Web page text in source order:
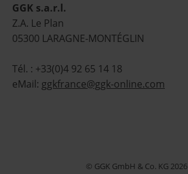
GGK s.a.r.l.
Z.A. Le Plan
05300 LARAGNE-MONTÉGLIN
Tél. : +33(0)4 92 65 14 18
eMail: ggkfrance@ggk-online.com
© GGK GmbH & Co. KG 2026